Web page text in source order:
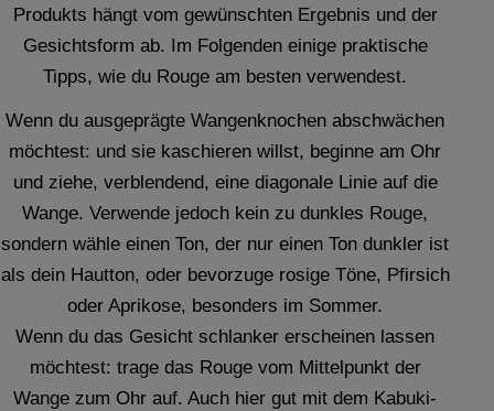
Produkts hängt vom gewünschten Ergebnis und der
Gesichtsform ab. Im Folgenden einige praktische
Tipps, wie du Rouge am besten verwendest.
Wenn du ausgeprägte Wangenknochen abschwächen
möchtest: und sie kaschieren willst, beginne am Ohr
und ziehe, verblendend, eine diagonale Linie auf die
Wange. Verwende jedoch kein zu dunkles Rouge,
sondern wähle einen Ton, der nur einen Ton dunkler ist
als dein Hautton, oder bevorzuge rosige Töne, Pfirsich
oder Aprikose, besonders im Sommer.
Wenn du das Gesicht schlanker erscheinen lassen
möchtest: trage das Rouge vom Mittelpunkt der
Wange zum Ohr auf. Auch hier gut mit dem Kabuki-